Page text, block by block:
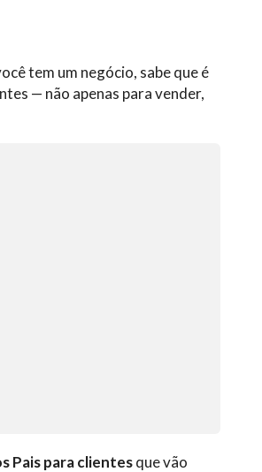
tem um negócio, sabe que é
— não apenas para vender,
Pais para clientesque vão